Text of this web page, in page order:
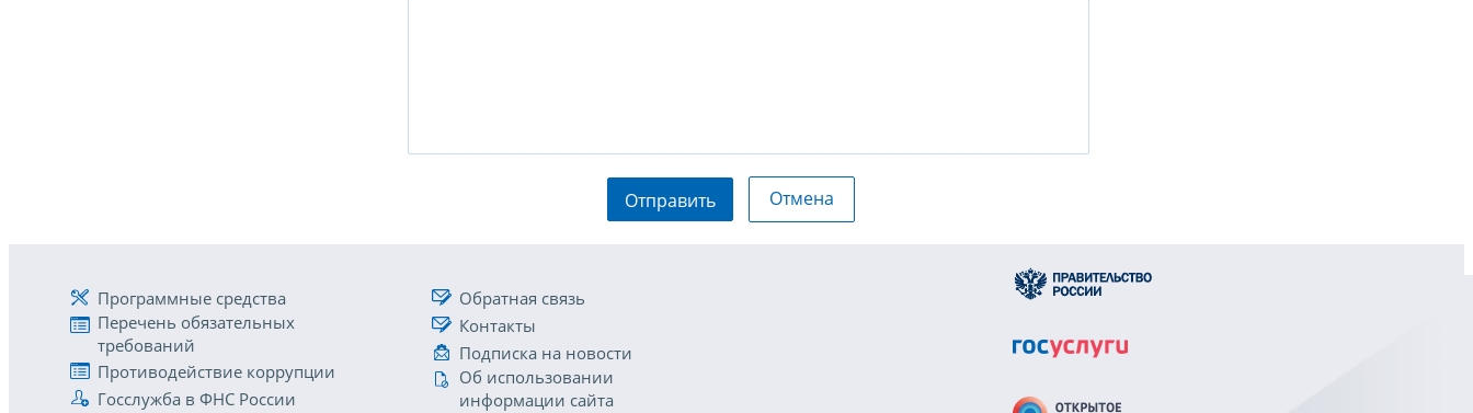
Отправить Отмена
Программные средства
Перечень обязательных
требований
Противодействие коррупции
Госслужба в ФНС России
Обратная связь
Контакты
Подписка на новости
Об использовании
информации сайта